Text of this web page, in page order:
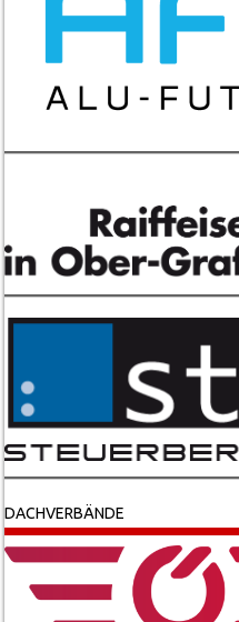
DACHVERBÄNDE